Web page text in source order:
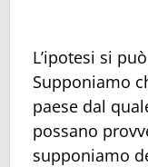
L’ipotesi si
Supponiamo
paese dal
possano
supponiamo